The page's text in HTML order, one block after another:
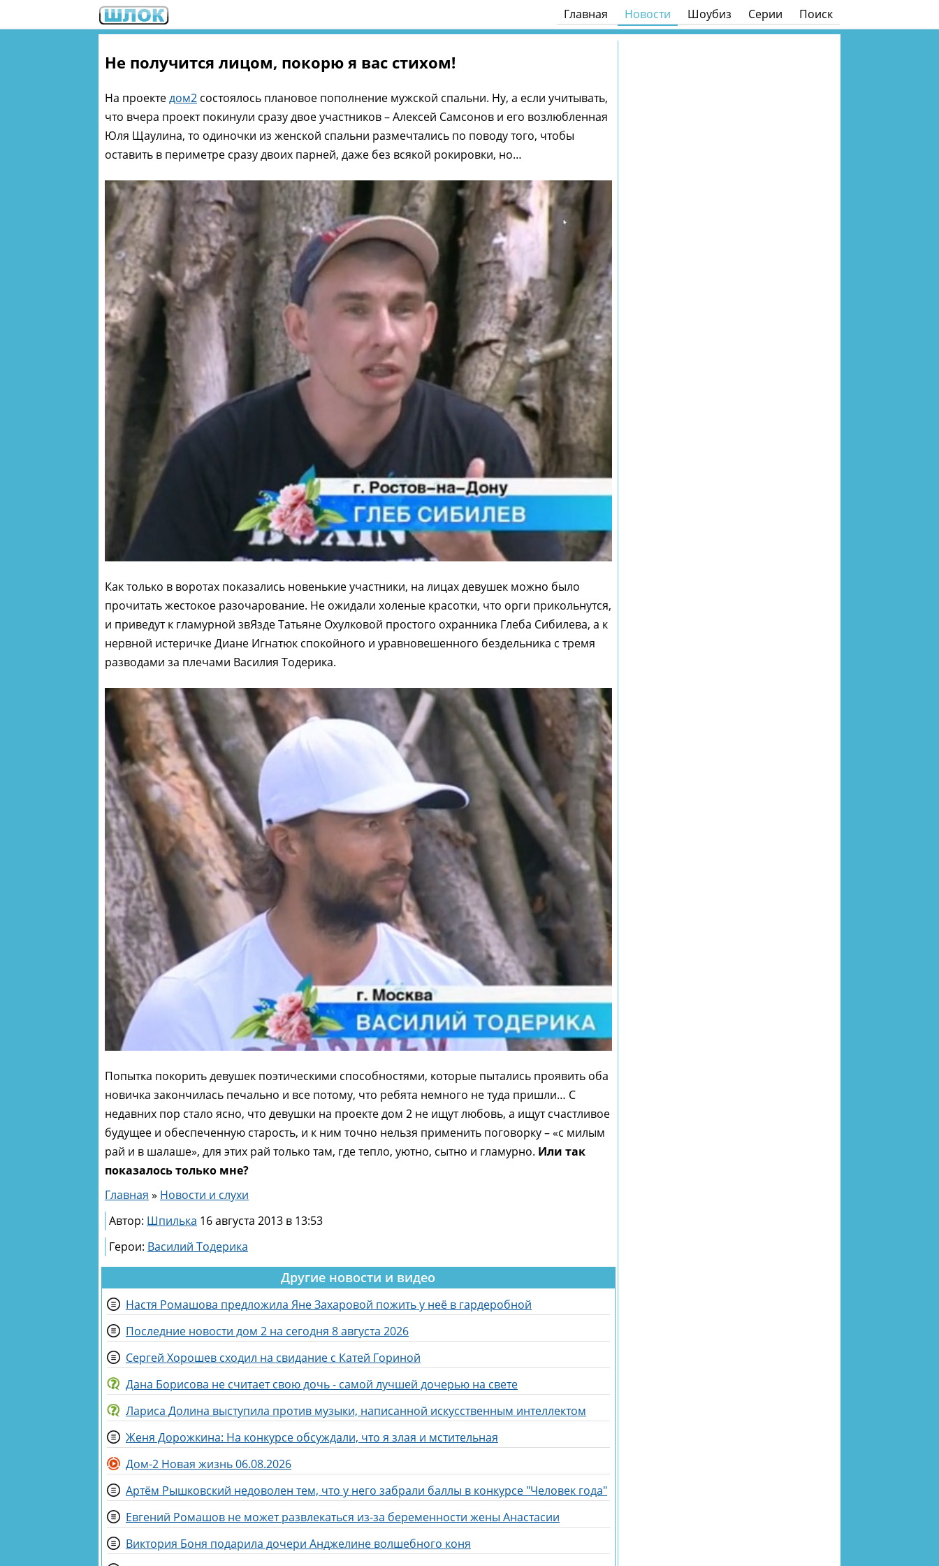
Главная Новости Шоубиз Серии Поиск
Не получится лицом, покорю я вас стихом!
На проектедом2 состоялось плановое пополнение мужской спальни. Ну, а если учитывать,
что вчера проект покинули сразу двое участников – Алексей Самсонов и его возлюбленная
Юля Щаулина, то одиночки из женской спальни размечтались по поводу того, чтобы
оставить в периметре сразу двоих парней, даже без всякой рокировки, но…
Как только в воротах показались новенькие участники, на лицах девушек можно было
прочитать жестокое разочарование. Не ожидали холеные красотки, что орги прикольнутся,
и приведут к гламурной звЯзде Татьяне Охулковой простого охранника Глеба Сибилева, а к
нервной истеричке Диане Игнатюк спокойного и уравновешенного бездельника с тремя
разводами за плечами Василия Тодерика.
Попытка покорить девушек поэтическими способностями, которые пытались проявить оба
новичка закончилась печально и все потому, что ребята немного не туда пришли… С
недавних пор стало ясно, что девушки на проекте дом 2 не ищут любовь, а ищут счастливое
будущее и обеспеченную старость, и к ним точно нельзя применить поговорку – «с милым
рай и в шалаше», для этих рай только там, где тепло, уютно, сытно и гламурно. Или так
показалось только мне?
Главная » Новости и слухи
Автор: Шпилька 16 августа 2013 в 13:53
Герои: Василий Тодерика
Другие новости и видео
Настя Ромашова предложила Яне Захаровой пожить у неё в гардеробной
Последние новости дом 2 на сегодня 8 августа 2026
Сергей Хорошев сходил на свидание с Катей Гориной
Дана Борисова не считает свою дочь - самой лучшей дочерью на свете
Лариса Долина выступила против музыки, написанной искусственным интеллектом
Женя Дорожкина: На конкурсе обсуждали, что я злая и мстительная
Дом-2 Новая жизнь 06.08.2026
Артём Рышковский недоволен тем, что у него забрали баллы в конкурсе "Человек года"
Евгений Ромашов не может развлекаться из-за беременности жены Анастасии
Виктория Боня подарила дочери Анджелине волшебного коня